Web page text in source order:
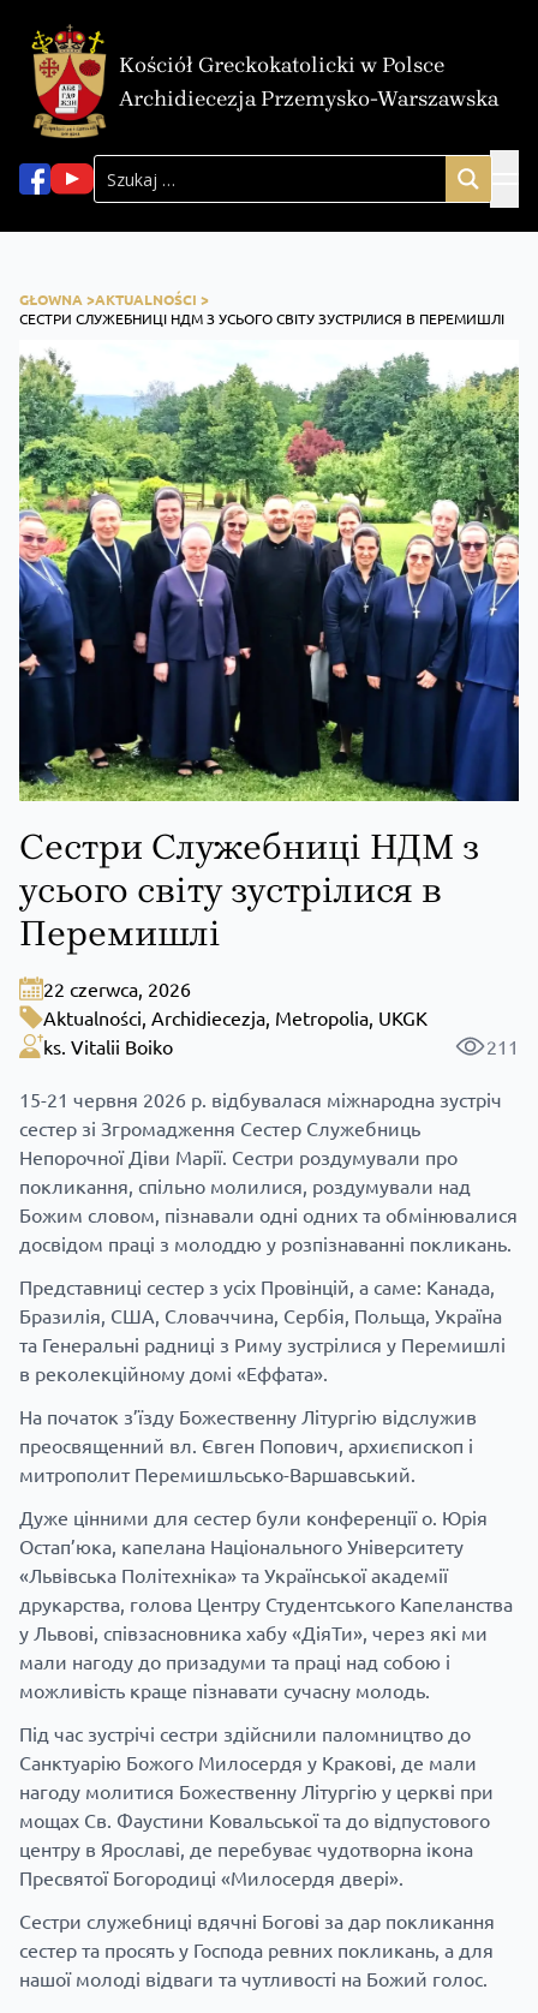
Kościół Greckokatolicki w Polsce
Archidiecezja Przemysko-Warszawska
GŁOWNA >AKTUALNOŚCI >
СЕСТРИ СЛУЖЕБНИЦІ НДМ З УСЬОГО СВІТУ ЗУСТРІЛИСЯ В ПЕРЕМИШЛІ
Сестри Служебниці НДМ з
усього світу зустрілися в
Перемишлі
22 czerwca, 2026
Aktualności, Archidiecezja, Metropolia, UKGK
ks. Vitalii Boiko
211
15-21 червня 2026 р. відбувалася міжнародна зустріч
сестер зі Згромадження Сестер Служебниць
Непорочної Діви Марії. Сестри роздумували про
покликання, спільно молилися, роздумували над
Божим словом, пізнавали одні одних та обмінювалися
досвідом праці з молоддю у розпізнаванні покликань.
Представниці сестер з усіх Провінцій, а саме: Канада,
Бразилія, США, Словаччина, Сербія, Польща, Україна
та Генеральні радниці з Риму зустрілися у Перемишлі
в реколекційному домі «Еффата».
На початок з’їзду Божественну Літургію відслужив
преосвященний вл. Євген Попович, архиєпископ і
митрополит Перемишльсько-Варшавський.
Дуже цінними для сестер були конференції о. Юрія
Остап’юка, капелана Національного Університету
«Львівська Політехніка» та Української академії
друкарства, голова Центру Студентського Капеланства
у Львові, співзасновника хабу «ДіяТи», через які ми
мали нагоду до призадуми та праці над собою і
можливість краще пізнавати сучасну молодь.
Під час зустрічі сестри здійснили паломництво до
Санктуарію Божого Милосердя у Кракові, де мали
нагоду молитися Божественну Літургію у церкві при
мощах Св. Фаустини Ковальської та до відпустового
центру в Ярославі, де перебуває чудотворна ікона
Пресвятої Богородиці «Милосердя двері».
Сестри служебниці вдячні Богові за дар покликання
сестер та просять у Господа ревних покликань, а для
нашої молоді відваги та чутливості на Божий голос.